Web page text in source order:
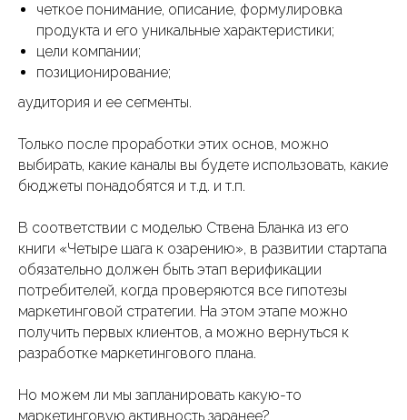
четкое понимание, описание, формулировка
продукта и его уникальные характеристики;
цели компании;
позиционирование;
аудитория и ее сегменты.
Только после проработки этих основ, можно
выбирать, какие каналы вы будете использовать, какие
бюджеты понадобятся и т.д. и т.п.
В соответствии с моделью Ствена Бланка из его
книги «Четыре шага к озарению», в развитии стартапа
обязательно должен быть этап верификации
потребителей, когда проверяются все гипотезы
маркетинговой стратегии. На этом этапе можно
получить первых клиентов, а можно вернуться к
разработке маркетингового плана.
Но можем ли мы запланировать какую-то
маркетинговую активность заранее?